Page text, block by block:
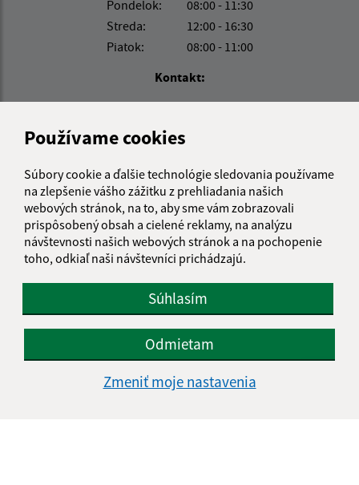
Používame cookies
Súbory cookie a ďalšie technológie sledovania používame
na zlepšenie vášho zážitku z prehliadania našich
webových stránok, na to, aby sme vám zobrazovali
prispôsobený obsah a cielené reklamy, na analýzu
návštevnosti našich webových stránok a na pochopenie
toho, odkiaľ naši návštevníci prichádzajú.
Súhlasím
Odmietam
Zmeniť moje nastavenia
Pondelok:
08:00 - 11:30
Streda:
12:00 - 16:30
Piatok:
08:00 - 11:00
Kontakt:
Moldavská cesta 419/49
044 02 Turňa nad Bodvou
turna@turnanadbodvou.sk
+421 55 466 21 01
IČO: 00691313